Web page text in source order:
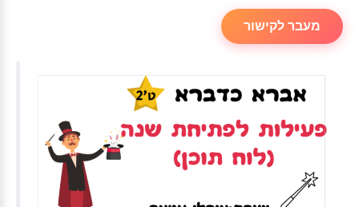
מעבר לקישור